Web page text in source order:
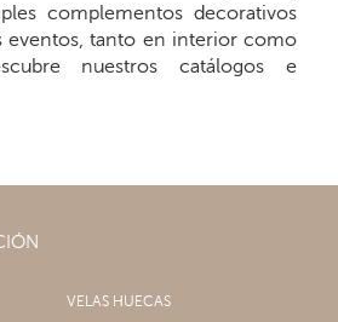
complementos decorativos
eventos, tanto en interior como
nuestros catálogos e
VELAS HUECAS